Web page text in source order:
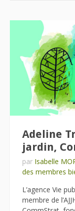
Adeline
jardin,
par Isabelle
des membres
L’agence Vie
membre de